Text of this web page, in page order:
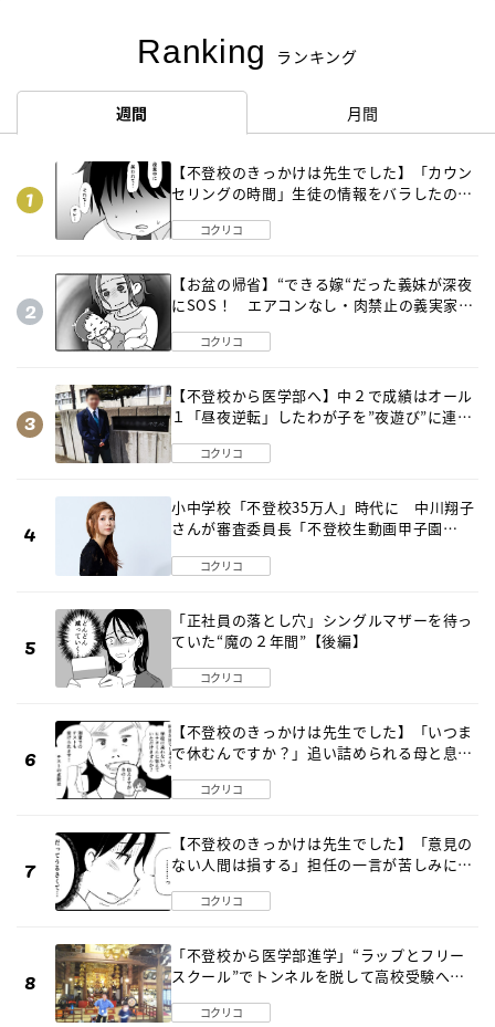
Ranking ランキング
週間 月間
【不登校のきっかけは先生でした】「カウン
セリングの時間」生徒の情報をバラしたの
コクリコ
【お盆の帰省】“できる嫁“だった義妹が深夜
にSOS！ エアコンなし・肉禁止の義実家ル
コクリコ
【不登校から医学部へ】中２で成績はオール
１「昼夜逆転」したわが子を”夜遊び”に連れ
コクリコ
小中学校「不登校35万人」時代に 中川翔子
さんが審査委員長「不登校生動画甲子園
コクリコ
「正社員の落とし穴」シングルマザーを待っ
ていた“魔の２年間”【後編】
コクリコ
【不登校のきっかけは先生でした】「いつま
で休むんですか？」追い詰められる母と息子
コクリコ
【不登校のきっかけは先生でした】「意見の
ない人間は損する」担任の一言が苦しみに…
コクリコ
「不登校から医学部進学」“ラップとフリー
スクール”でトンネルを脱して高校受験へ
コクリコ